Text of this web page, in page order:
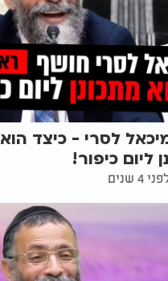
לסרי - כיצד הוא
ליום כיפור!
שנים